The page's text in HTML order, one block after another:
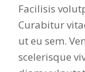
Facilisis
Curabitur
ut eu sem.
scelerisque